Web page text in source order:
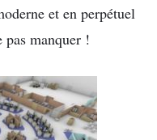
et en perpétuel
pas manquer !